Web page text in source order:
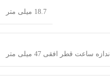
18.7 میلی متر
اندازه ساعت قطر افقی 47 میلی متر